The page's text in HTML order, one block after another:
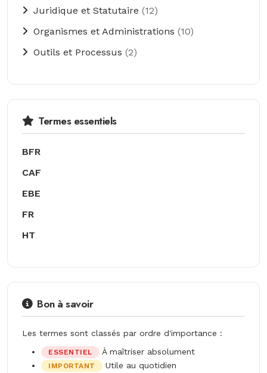
Juridique et Statutaire (12)
Organismes et Administrations (10)
Outils et Processus (2)
Termes essentiels
BFR
CAF
EBE
FR
HT
Bon à savoir
Les termes sont classés par ordre d'importance :
ESSENTIEL À maîtriser absolument
IMPORTANT Utile au quotidien